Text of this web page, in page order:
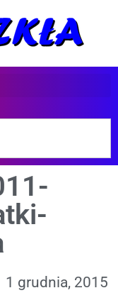
1 grudnia, 2015